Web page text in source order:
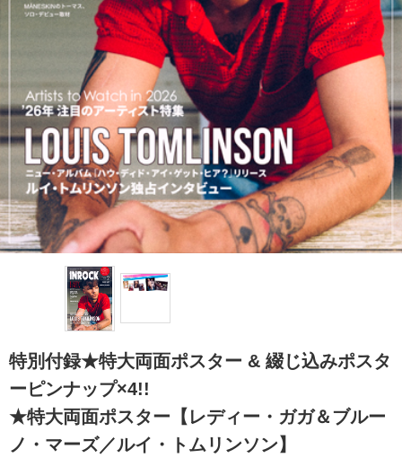
特別付録★特大両面ポスター & 綴じ込みポスタ
ーピンナップ×4!!
★特大両面ポスター【レディー・ガガ＆ブルー
ノ・マーズ／ルイ・トムリンソン】